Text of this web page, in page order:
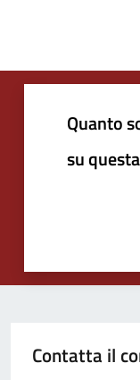
Quanto
su
Contatta il